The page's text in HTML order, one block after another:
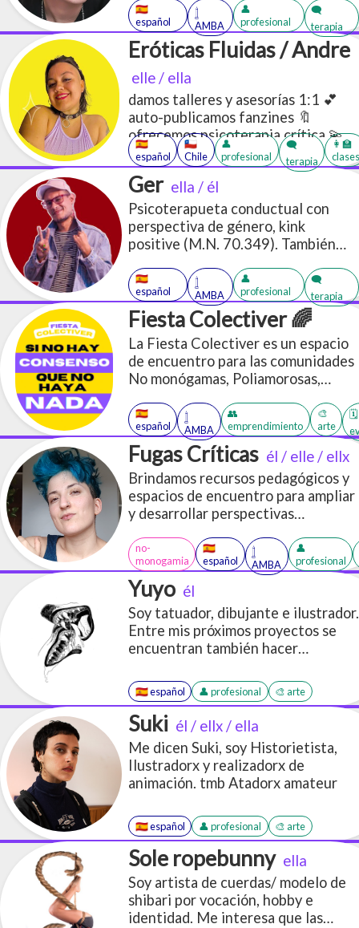
personas del colectivo
LGBTTTIQA+.
🇪🇸
español
𓉶
AMBA
👤
profesional
🗨️
terapia
Eróticas Fluidas / Andre
elle / ella
damos talleres y asesorías 1:1 💕
auto-publicamos fanzines 🔖
ofrecemos psicoterapia crítica 💫
en base a las sexualidades, géneros
y afectos 🏳️‍🌈⚧️🏳️‍⚧️
🇪🇸
español
🇨🇱
Chile
👤
profesional
🗨️
terapia
👩‍🏫
Ger ella / él
Psicoterapueta conductual con
perspectiva de género, kink
positive (M.N. 70.349). También
🇪🇸
español
𓉶
AMBA
👤
profesional
🗨️
terapia
Fiesta Colectiver 🌈
La Fiesta Colectiver es un espacio
de encuentro para las comunidades
No monógamas, Poliamorosas,
🇪🇸
español
𓉶
AMBA
👥
emprendimiento
🎨
arte
🗓️
Fugas Críticas él / elle / ellx
Brindamos recursos pedagógicos y
espacios de encuentro para ampliar
y desarrollar perspectivas
sexualidad y modos de vincularnos
afectivamente
no-
monogamia
🇪🇸
español
𓉶
AMBA
👤
profesional
Yuyo él
Soy tatuador, dibujante e ilustrador.
Entre mis próximos proyectos se
encuentran también hacer
proyecto fue participar en el arte
2d de un videojuego y me estoy
interiorizando en el oficio del
concept art. Lo que más me gusta
dibujar son monstruos, furrxs y
cosas gor3 y erótikas. Pero puedo
hacer de todito. Hago trabajos por
🇪🇸 español 👤 profesional 🎨 arte
Suki él / ellx / ella
Me dicen Suki, soy Historietista,
Ilustradorx y realizadorx de
animación. tmb Atadorx amateur
🇪🇸 español 👤 profesional 🎨 arte
Sole ropebunny ella
Soy artista de cuerdas/ modelo de
shibari por vocación, hobby e
identidad. Me interesa que las